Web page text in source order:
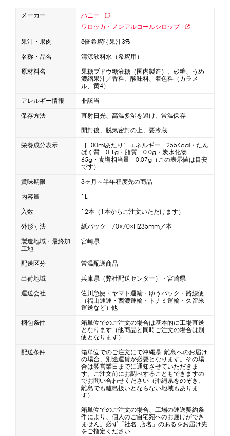
その他の機器・備品
氷旗 のぼり 横幕 風船
ポスター
台湾かき氷「Snow-kiss（スノーキッス）」
メーカー
ハニー
ワロッカ・ノンアルコールシロップ
果汁・果肉
8倍希釈時果汁3%
名称・品名
清涼飲料水（希釈用）
原材料名
果糖ブドウ糖液糖（国内製造）、砂糖、うめ
濃縮果汁／香料、酸味料、着色料（カラメ
ル、黄4）
アレルギー情報
非該当
保存方法
直射日光、高温多湿を避け、常温保存
開封後、脱気密封の上、要冷蔵
栄養成分表示
［100mlあたり］エネルギー 255Kcal・たん
ぱく質 0.1g・脂質 0.0g・炭水化物
65g・食塩相当量 0.07g（この表示値は目安
です）
賞味期限
3ヶ月～半年程度先の商品
内容量
1L
入数
12本（1本からご注文いただけます）
外形寸法
紙パック 70×70×H235mm／本
製造地域・最終加
工地
宮崎県
配送区分
常温配送商品
出荷地域
兵庫県（弊社配送センター）・宮崎県
運送会社
佐川急便・ヤマト運輸・ゆうパック・路線便
（福山通運・西濃運輸・トナミ運輸・久留米
運送など）他
梱包条件
箱単位でのご注文の場合は基本的に工場直送
となります（他商品と同時ご注文の場合は別
便となります）
配送条件
箱単位でのご注文にて沖縄県･離島へのお届け
の場合、別途運賃が必要となります。その場
合は翌営業日までに通知させていただきま
す。ご注文前にお調べすることもできますの
でお問い合わせください（沖縄県をのぞき、
離島でも離島扱いとならない地域もありま
す）
箱単位でのご注文の場合、工場の運送契約条
件により、個人のご自宅宛へのお届けができ
ません。必ず「社名･店名」のあるをお届け先
をご指定ください